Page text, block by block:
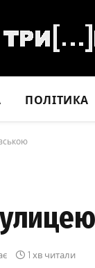
ПОЛІТИКА
1 хв читали